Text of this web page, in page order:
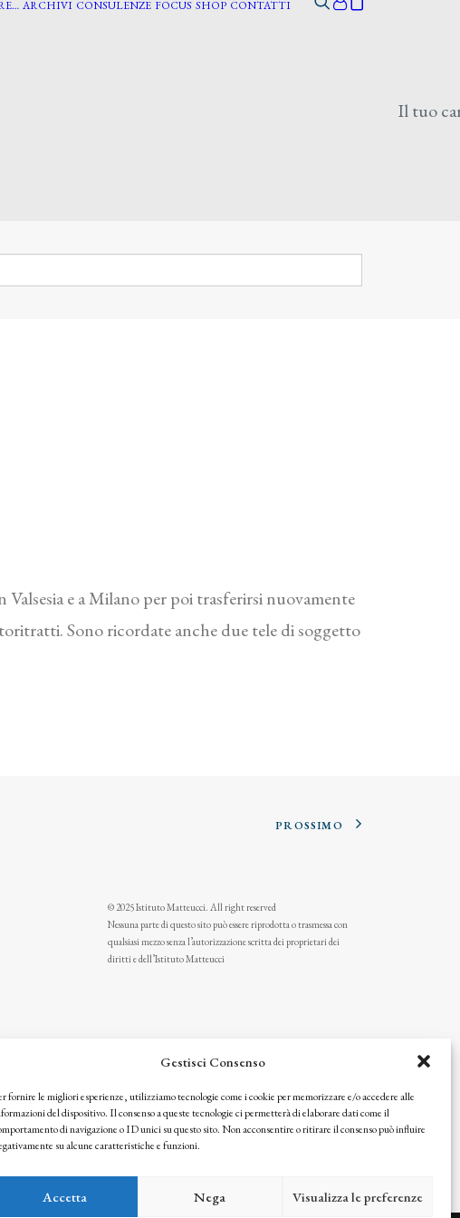
Gestisci Consenso
fornire le migliori esperienze, utilizziamo tecnologie come i cookie per memorizzare e/o accedere alle
del dispositivo. Il consenso a queste tecnologie ci permetterà di elaborare dati come il
di navigazione o ID unici su questo sito. Non acconsentire o ritirare il consenso può influire
su alcune caratteristiche e funzioni.
Accetta Nega Visualizza le preferenze
ARCHIVI CONSULENZE FOCUS SHOP CONTATTI
Il tuo
e a Milano per poi trasferirsi nuovamente
Sono ricordate anche due tele di soggetto
PROSSIMO
© 2025 Istituto Matteucci. All right reserved
Nessuna parte di questo sito può essere riprodotta o trasmessa con
qualsiasi mezzo senza l’autorizzazione scritta dei proprietari dei
diritti e dell’Istituto Matteucci